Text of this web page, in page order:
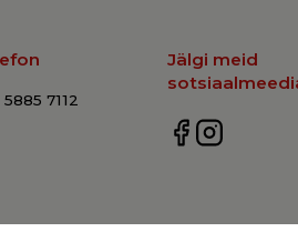
7112
Jälgi meid